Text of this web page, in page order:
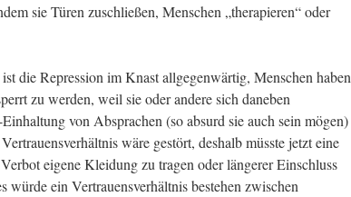
sie Türen zuschließen, Menschen „therapieren“ oder
die Repression im Knast allgegenwärtig, Menschen haben
zu werden, weil sie oder andere sich daneben
von Absprachen (so absurd sie auch sein mögen)
wäre gestört, deshalb müsste jetzt eine
eigene Kleidung zu tragen oder längerer Einschluss
ein Vertrauensverhältnis bestehen zwischen